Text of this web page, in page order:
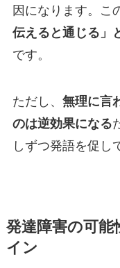
因になります。こ
伝えると通じる」
です。
ただし、 無理に言
のは逆効果になる
しずつ発語を促し
発達障害の可能
イン